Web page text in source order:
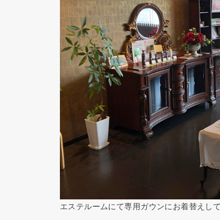
エステルームにて専用ガウンにお着替えし